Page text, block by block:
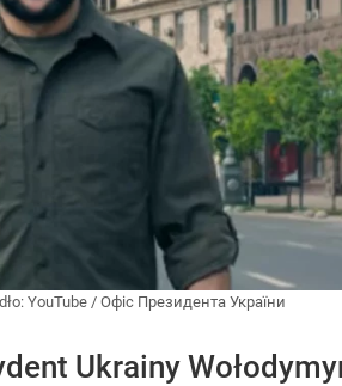
YouTube / Офіс Президента України
Ukrainy